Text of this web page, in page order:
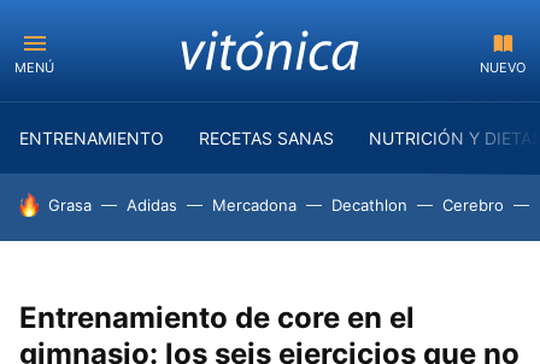
MENÚ NUEVO
ENTRENAMIENTO RECETAS SANAS NUTRICIÓN Y
HOY SE HABLA DE
Grasa Adidas Mercadona Decathlon Cerebro
Entrenamiento de core en el
gimnasio: los seis ejercicios que no